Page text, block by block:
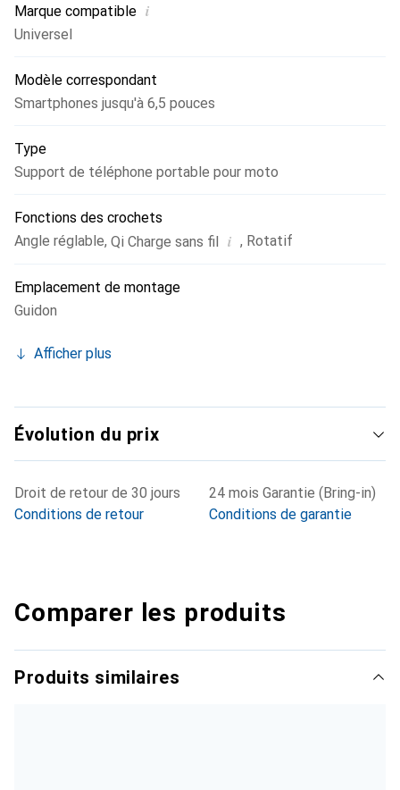
appareil mobile est ainsi positionné de manière optimale
dans votre champ de vision. C'est vous qui décidez si vous
smartphone lors de vos sorties à moto, par exemple pour
la navigation, et gardez toujours un œil sur le parcours. Une
Marque compatible i
Universel
Modèle correspondant
Smartphones jusqu'à 6,5 pouces
Type
Support de téléphone portable pour moto
Fonctions des crochets
Angle réglable, Qi Charge sans fil i , Rotatif
Emplacement de montage
Guidon
Afficher plus
Évolution du prix
Droit de retour de 30 jours
Conditions de retour
24 mois Garantie (Bring-in)
Conditions de garantie
Comparer les produits
Produits similaires